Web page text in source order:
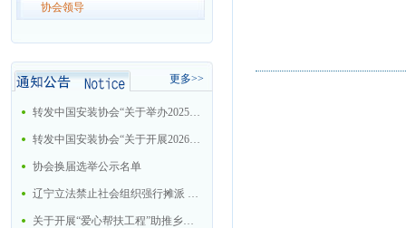
协会领导
更多>>
转发中国安装协会“关于举办2025年大型机电安装企业总工程师培训班的通知”
转发中国安装协会“关于开展2026年中国安装协会科学技术进步奖评选活动的通知”
协会换届选举公示名单
辽宁立法禁止社会组织强行摊派 今后十情形属违法
关于开展“爱心帮扶工程”助推乡村振兴战略的工作方案